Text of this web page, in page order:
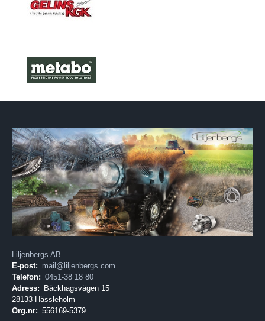
Liljenbergs AB
E-post: mail@liljenbergs.com
Telefon: 0451-38 18 80
Adress:
Bäckhagsvägen 15
28133 Hässleholm
Org.nr: 556169-5379